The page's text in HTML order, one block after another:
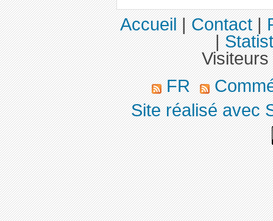
Accueil|Contact|
|
FR
Site réalisé avec